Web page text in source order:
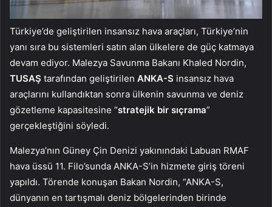
Türkiye’de geliştirilen insansız hava araçları, Türkiye’nin
yanı sıra bu sistemleri satın alan ülkelere de güç katmaya
devam ediyor. Malezya Savunma Bakanı Khaled Nordin,
TUSAŞ tarafından geliştirilen ANKA-S insansız hava
araçlarını kullandıktan sonra ülkenin savunma ve deniz
gözetleme kapasitesine “stratejik bir sıçrama”
gerçekleştiğini söyledi.
Malezya’nın Güney Çin Denizi yakınındaki Labuan RMAF
hava üssü 11. Filo’sunda ANKA-S’in hizmete giriş töreni
yapıldı. Törende konuşan Bakan Nordin, “ANKA-S,
dünyanın en tartışmalı deniz bölgelerinden birinde